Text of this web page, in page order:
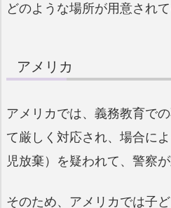
どのような場所が用意され
アメリカ
アメリカでは、義務教育で
て厳しく対応され、場合に
児放棄）を疑われて、警察
そのため、アメリカでは子